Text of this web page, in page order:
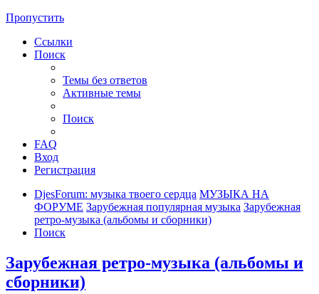
Пропустить
Ссылки
Поиск
Темы без ответов
Активные темы
Поиск
FAQ
Вход
Регистрация
DjesForum: музыка твоего сердца МУЗЫКА НА
ФОРУМЕ Зарубежная популярная музыка Зарубежная
ретро-музыка (альбомы и сборники)
Поиск
Зарубежная ретро-музыка (альбомы и
сборники)